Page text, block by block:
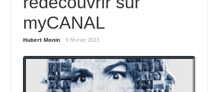
myCANAL
Hubert Monin 9 février 2023